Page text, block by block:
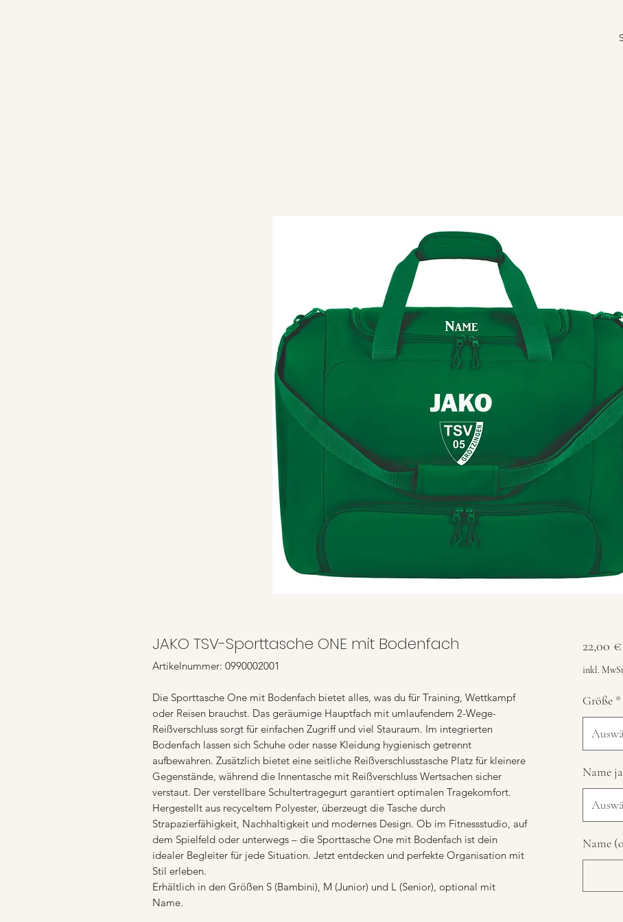
JAKO TSV-Sporttasche ONE mit Bodenfach
Artikelnummer: 0990002001
Die Sporttasche One mit Bodenfach bietet alles, was du für Training, Wettkampf
oder Reisen brauchst. Das geräumige Hauptfach mit umlaufendem 2-Wege-
Reißverschluss sorgt für einfachen Zugriff und viel Stauraum. Im integrierten
Bodenfach lassen sich Schuhe oder nasse Kleidung hygienisch getrennt
aufbewahren. Zusätzlich bietet eine seitliche Reißverschlusstasche Platz für kleinere
Gegenstände, während die Innentasche mit Reißverschluss Wertsachen sicher
verstaut. Der verstellbare Schultertragegurt garantiert optimalen Tragekomfort.
Hergestellt aus recyceltem Polyester, überzeugt die Tasche durch
Strapazierfähigkeit, Nachhaltigkeit und modernes Design. Ob im Fitnessstudio, auf
dem Spielfeld oder unterwegs – die Sporttasche One mit Bodenfach ist dein
idealer Begleiter für jede Situation. Jetzt entdecken und perfekte Organisation mit
Stil erleben.
Erhältlich in den Größen S (Bambini), M (Junior) und L (Senior), optional mit
Name.
22,00 €
inkl.
Größe *
Name
Name